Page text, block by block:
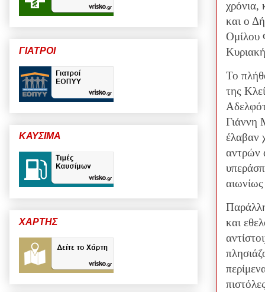
χρόνια,
και ο
Ομίλου
Το
της
Γιάννη
έλαβαν
αντρών
και
ΓΙΑΤΡΟΙ
ΚΑΥΣΙΜΑ
ΧΑΡΤΗΣ